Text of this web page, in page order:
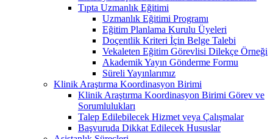
Tıpta Uzmanlık Eğitimi
Uzmanlık Eğitimi Programı
Eğitim Planlama Kurulu Üyeleri
Doçentlik Kriteri İçin Belge Talebi
Vekaleten Eğitim Görevlisi Dilekçe Örneği
Akademik Yayın Gönderme Formu
Süreli Yayınlarımız
Klinik Araştırma Koordinasyon Birimi
Klinik Araştırma Koordinasyon Birimi Görev ve
Sorumlulukları
Talep Edilebilecek Hizmet veya Çalışmalar
Başvuruda Dikkat Edilecek Hususlar